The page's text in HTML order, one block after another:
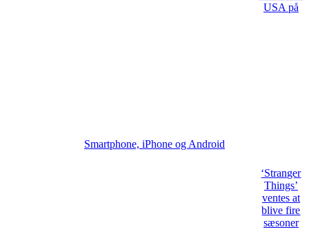
USA på
Smartphone, iPhone og Android
‘Stranger
Things’
ventes at
blive fire
sæsoner